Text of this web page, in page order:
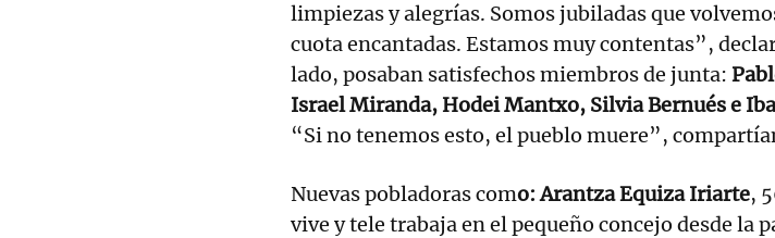
limpiezas y alegrías. Somos jubiladas que
cuota encantadas. Estamos muy contentas”,
lado, posaban satisfechos miembros de junta:
Israel Miranda, Hodei Mantxo, Silvia Bernués e
“Si no tenemos esto, el pueblo muere”,
Nuevas pobladoras como: Arantza Equiza Iriarte,
vive y tele trabaja en el pequeño concejo desde la